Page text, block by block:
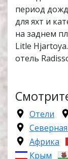
период
для яхт и
на заднем
Litle
отель
Отели
Африка
Крым